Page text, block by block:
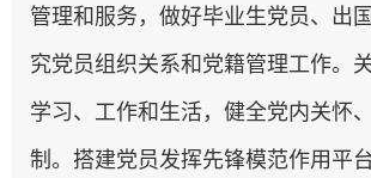
管理和服务，做好毕业生党员、出
究党员组织关系和党籍管理工作。
学习、工作和生活，健全党内关怀
制。搭建党员发挥先锋模范作用平